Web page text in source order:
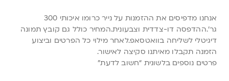
אנחנו מדפיסים את ההזמנות על נייר כרומו איכותי 300
גר’.ההדפסה דו-צדדית וצבעונית.המחיר כולל גם קובץ תמונה
דיגיטלי לשליחה בוואטסאפ.לאחר מילוי כל הפרטים וביצוע
הזמנה תקבלו מאיתנו סקיצה לאישור.
פרטים נוספים בלשונית “חשוב לדעת”